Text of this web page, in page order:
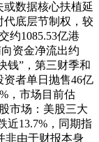
或数据核心扶植延
底层节制权，较
约1085.53亿港
资金净流出约
钱”，第三财季和
者单日抛售46亿
，市场目前估
市场：美股三大
近13.7%，同期指
非由于财报本身